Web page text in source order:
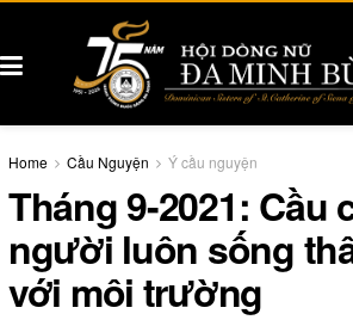
Home Cầu Nguyện Ý cầu nguyện
Tháng 9-2021: Cầu
người luôn sống
với môi trường